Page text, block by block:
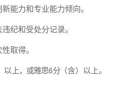
能力和专业能力倾向。
纪和受处分记录。
取得。
以上，或雅思6分（含）以上。